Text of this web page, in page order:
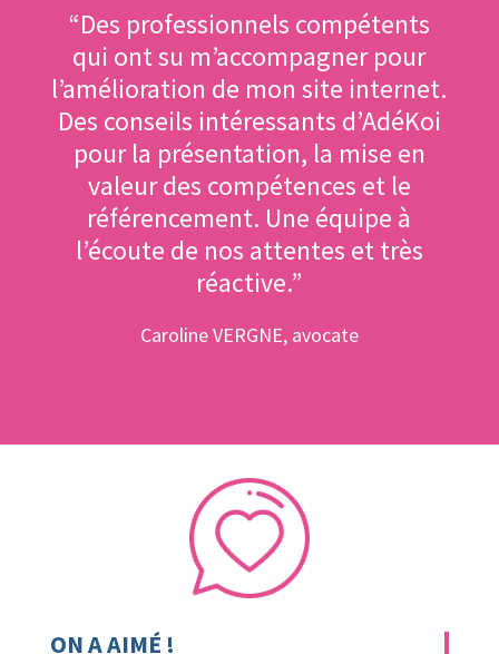
“Des professionnels compétents
qui ont su m’accompagner pour
l’amélioration de mon site internet.
Des conseils intéressants d’AdéKoi
pour la présentation, la mise en
valeur des compétences et le
référencement. Une équipe à
l’écoute de nos attentes et très
réactive.”
Caroline VERGNE, avocate
ON A AIMÉ !